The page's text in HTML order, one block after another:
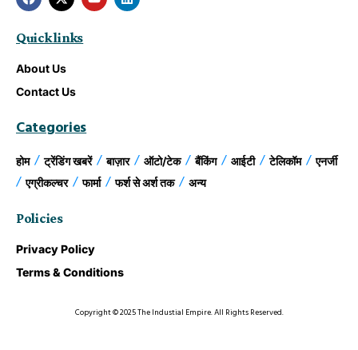
Quick links
About Us
Contact Us
Categories
होम ट्रेंडिंग खबरें बाज़ार ऑटो/टेक बैंकिंग आईटी टेलिकॉम
एनर्जी
एग्रीकल्चर
फार्मा फर्श से अर्श तक अन्य
Policies
Privacy Policy
Terms & Conditions
Copyright © 2025 The Industial Empire. All Rights Reserved.